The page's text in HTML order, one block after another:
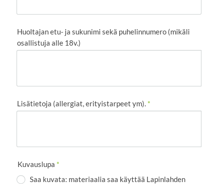
Huoltajan etu- ja sukunimi sekä puhelinnumero (mikäli
osallistuja alle 18v.)
Lisätietoja (allergiat, erityistarpeet ym). *
Kuvauslupa *
Saa kuvata: materiaalia saa käyttää Lapinlahden